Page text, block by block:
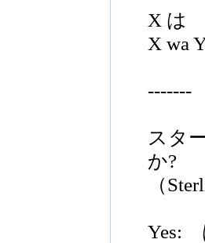
X は
X wa
-------
スタ
か?
（
Yes: